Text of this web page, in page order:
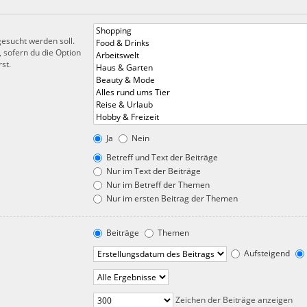
werden soll.
du die Option
Ja
Nein
Betreff und Text der Beiträge
Nur im Text der Beiträge
Nur im Betreff der Themen
Nur im ersten Beitrag der Themen
Beiträge
Themen
Aufsteigend
Zeichen der Beiträge anzeigen